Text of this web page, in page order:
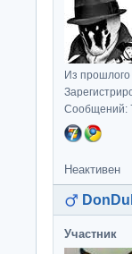
Из прошлого
Сообщений:
Неактивен
Участник